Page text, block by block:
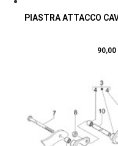
PIASTRA ATTACCO
90,00